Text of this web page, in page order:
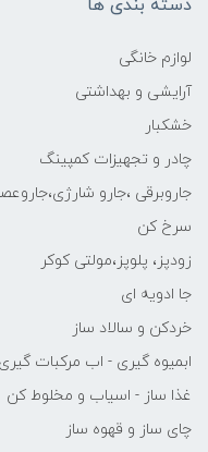
دسته بندی ها
لوازم خانگی
آرایشی و بهداشتی
خشکبار
چادر و تجهیزات کمپینگ
جاروبرقی ،جارو
سرخ کن
زودپز، پلوپز،مولتی کوکر
جا ادویه ای
خردکن و سالاد ساز
ابمیوه گیری - اب مرکبات
غذا ساز - اسیاب و مخلوط کن
چای ساز و قهوه ساز